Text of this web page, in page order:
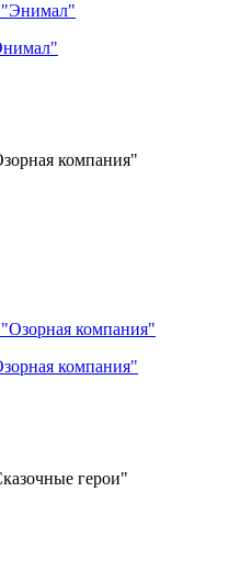
компания"
компания"
герои"